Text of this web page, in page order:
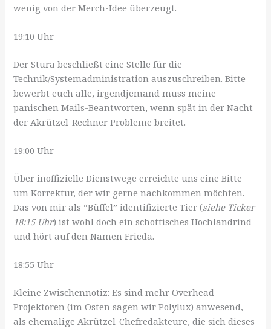
wenig von der Merch-Idee überzeugt.
19:10 Uhr
Der Stura beschließt eine Stelle für die
Technik/Systemadministration auszuschreiben. Bitte
bewerbt euch alle, irgendjemand muss meine
panischen Mails-Beantworten, wenn spät in der Nacht
der Akrützel-Rechner Probleme breitet.
19:00 Uhr
Über inoffizielle Dienstwege erreichte uns eine Bitte
um Korrektur, der wir gerne nachkommen möchten.
Das von mir als “Büffel” identifizierte Tier (siehe Ticker
18:15 Uhr) ist wohl doch ein schottisches Hochlandrind
und hört auf den Namen Frieda.
18:55 Uhr
Kleine Zwischennotiz: Es sind mehr Overhead-
Projektoren (im Osten sagen wir Polylux) anwesend,
als ehemalige Akrützel-Chefredakteure, die sich dieses